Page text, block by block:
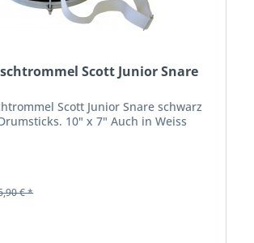
Scott Junior Snare
Scott Junior Snare schwarz
10" x 7" Auch in Weiss
€ *